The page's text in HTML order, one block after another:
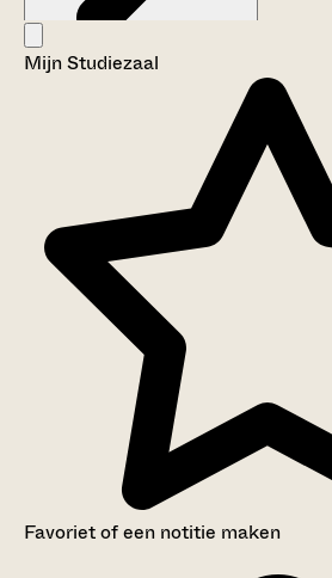
Aanwijzingen voor de gebruiker
Mijn Studiezaal
Favoriet of een notitie maken